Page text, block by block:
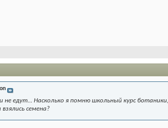
едут... Насколько я помню школьный курс
семена?